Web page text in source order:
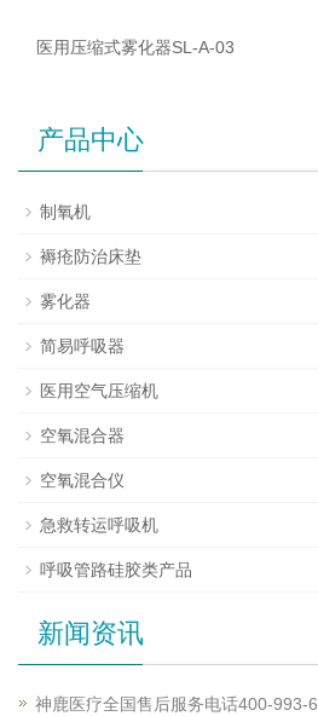
医用压缩式雾化器SL-A-03
产品中心
制氧机
褥疮防治床垫
雾化器
简易呼吸器
医用空气压缩机
空氧混合器
空氧混合仪
急救转运呼吸机
呼吸管路硅胶类产品
新闻资讯
神鹿医疗全国售后服务电话400-993-